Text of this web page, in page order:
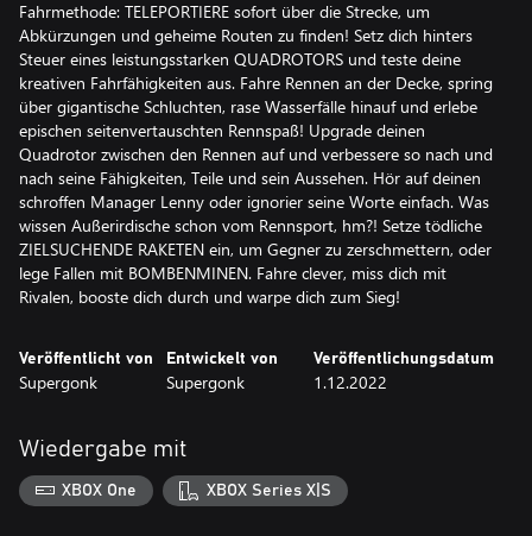
Fahrmethode: TELEPORTIERE sofort über die Strecke, um
Abkürzungen und geheime Routen zu finden! Setz dich hinters
Steuer eines leistungsstarken QUADROTORS und teste deine
kreativen Fahrfähigkeiten aus. Fahre Rennen an der Decke, spring
über gigantische Schluchten, rase Wasserfälle hinauf und erlebe
epischen seitenvertauschten Rennspaß! Upgrade deinen
Quadrotor zwischen den Rennen auf und verbessere so nach und
nach seine Fähigkeiten, Teile und sein Aussehen. Hör auf deinen
schroffen Manager Lenny oder ignorier seine Worte einfach. Was
wissen Außerirdische schon vom Rennsport, hm?! Setze tödliche
ZIELSUCHENDE RAKETEN ein, um Gegner zu zerschmettern, oder
lege Fallen mit BOMBENMINEN. Fahre clever, miss dich mit
Rivalen, booste dich durch und warpe dich zum Sieg!
Veröffentlicht von
Supergonk
Entwickelt von
Supergonk
Veröffentlichungsdatum
1.12.2022
Wiedergabe mit
XBOX One XBOX Series X|S